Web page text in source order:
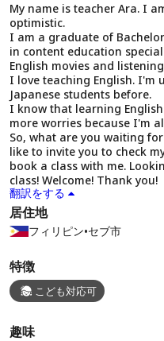
My name is teacher Ara. I
optimistic.
I am a graduate of
in content education
English movies and
I love teaching English. I'm
Japanese students before.
I know that learning
more worries because I'm
So, what are you waiting
like to invite you to check
book a class with me.
class! Welcome! Thank you!
翻訳をする
居住地
フィリピン•セブ市
特徴
こども対応可
趣味